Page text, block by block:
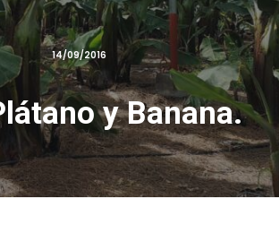
14/09/2016
y Banana.